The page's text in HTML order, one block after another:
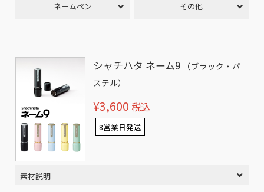
ネームペン その他
シャチハタ ネーム9
（ブラック・パ
ステル）
¥3,600 税込
8営業日発送
素材説明